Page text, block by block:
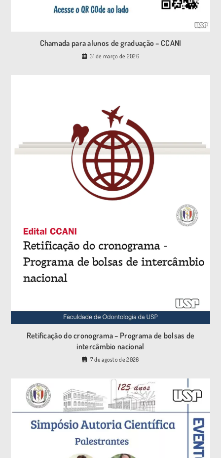
Chamada para alunos de graduação – CCANI
31 de março de 2026
Retificação do cronograma – Programa de bolsas de
intercâmbio nacional
7 de agosto de 2026